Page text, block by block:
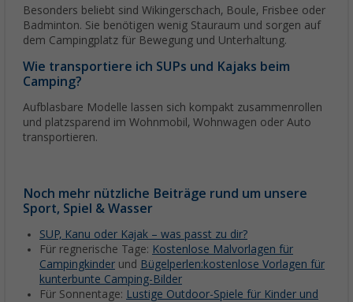
Besonders beliebt sind Wikingerschach, Boule, Frisbee oder
Badminton. Sie benötigen wenig Stauraum und sorgen auf
dem Campingplatz für Bewegung und Unterhaltung.
Wie transportiere ich SUPs und Kajaks beim
Camping?
Aufblasbare Modelle lassen sich kompakt zusammenrollen
und platzsparend im Wohnmobil, Wohnwagen oder Auto
transportieren.
Noch mehr nützliche Beiträge rund um unsere
Sport, Spiel & Wasser
SUP, Kanu oder Kajak – was passt zu dir?
Für regnerische Tage: Kostenlose Malvorlagen für
Campingkinder und Bügelperlen:kostenlose Vorlagen für
kunterbunte Camping-Bilder
Für Sonnentage: Lustige Outdoor-Spiele für Kinder und